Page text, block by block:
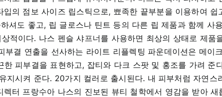
의 점보 사이즈 립스틱으로, 뾰족한 끝부분을 이용하여
셔도 좋고, 립 글로스나 틴트 등의 다른 립 제품과 함께 사
적이다. 나스 펜슬 샤프너를 사용하면 최상의 상태로 제
부결 연출을 선사하는 라이트 리플렉팅 파운데이션은 메
피부결을 표현하고, 잡티와 다크 스팟 및 홍조를 가려
지시켜 준다. 20가지 컬러로 출시된다. 내 피부처럼 자연스
터 프랑수아 나스의 진보된 뷰티 철학에서 영감을 받아